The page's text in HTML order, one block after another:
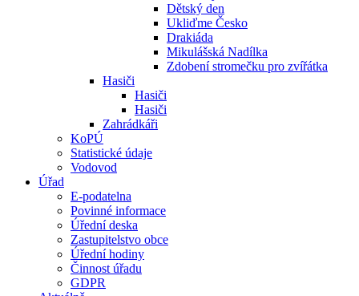
Dětský den
Ukliďme Česko
Drakiáda
Mikulášská Nadílka
Zdobení stromečku pro zvířátka
Hasiči
Hasiči
Hasiči
Zahrádkáři
KoPÚ
Statistické údaje
Vodovod
Úřad
E-podatelna
Povinné informace
Úřední deska
Zastupitelstvo obce
Úřední hodiny
Činnost úřadu
GDPR